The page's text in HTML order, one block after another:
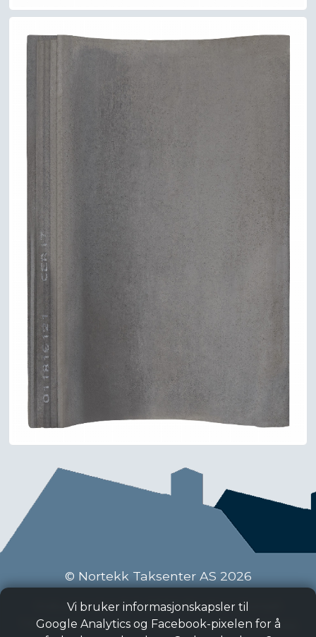
© Nortekk Taksenter AS 2026
Industriveien 9 C, 2020 Skedsmokorset
Tlf:63 87 15 50, Epost:taksenter@nortekk.no
Vi bruker informasjonskapsler til
Google Analytics og Facebook-pixelen for å